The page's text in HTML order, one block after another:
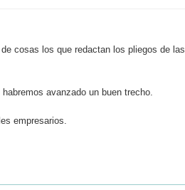
cosas los que redactan los pliegos de las
avanzado un buen trecho.
empresarios.